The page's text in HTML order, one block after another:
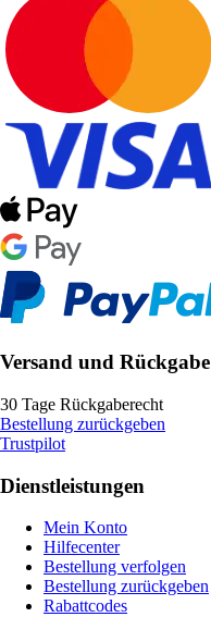
Versand und Rückgabe
30 Tage Rückgaberecht
Bestellung zurückgeben
Trustpilot
Dienstleistungen
Mein Konto
Hilfecenter
Bestellung verfolgen
Bestellung zurückgeben
Rabattcodes